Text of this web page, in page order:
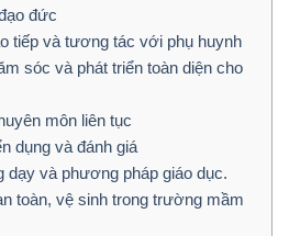
đức
tiếp và tương tác với phụ huynh
sóc và phát triển toàn diện cho
môn liên tục
dụng và đánh giá
dạy và phương pháp giáo dục.
toàn, vệ sinh trong trường mầm